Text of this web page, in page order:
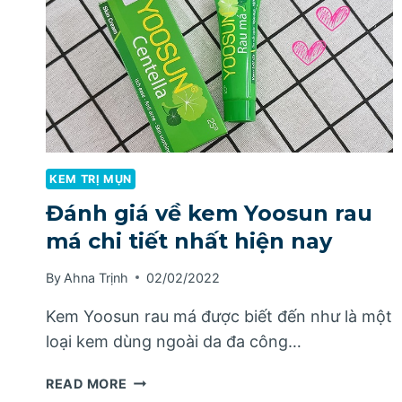
KEM TRỊ MỤN
Đánh giá về kem Yoosun rau
má chi tiết nhất hiện nay
By Ahna Trịnh 02/02/2022
Kem Yoosun rau má được biết đến như là một
loại kem dùng ngoài da đa công…
READ MORE ĐÁNH